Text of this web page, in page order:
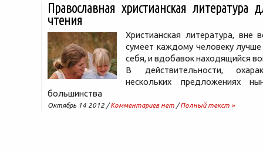
Православная христианская литература
чтения
Христианская литература, вне
сумеет каждому человеку
себя, и вдобавок находящийся
В действительности,
нескольких предложениях
большинства
Октябрь 14 2012 /Комментариев нет /Полный текст »